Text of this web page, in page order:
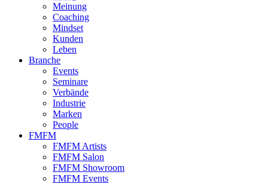
Meinung
Coaching
Mindset
Kunden
Leben
Branche
Events
Seminare
Verbände
Industrie
Marken
People
FMFM
FMFM Artists
FMFM Salon
FMFM Showroom
FMFM Events